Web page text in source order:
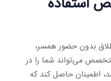
بدون حضور همسر،
می‌تواند شما را در
اطمینان حاصل کند که